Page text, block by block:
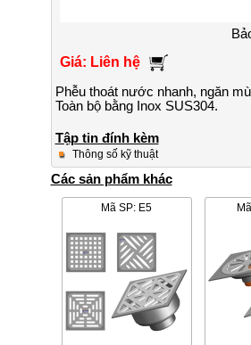
Giá: Liên hệ
Phễu thoát nước nhanh, ngăn
Toàn bộ bằng Inox SUS304.
Tập tin đính kèm
Thông số kỹ thuật
Các sản phẩm khác
Mã SP: E5